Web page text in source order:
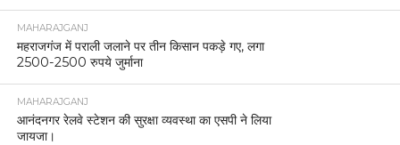
MAHARAJGANJ
महराजगंज में पराली जलाने पर तीन किसान पकड़े गए, लगा
2500-2500 रुपये जुर्माना
MAHARAJGANJ
आनंदनगर रेलवे स्टेशन की सुरक्षा व्यवस्था का एसपी ने लिया
जायजा।